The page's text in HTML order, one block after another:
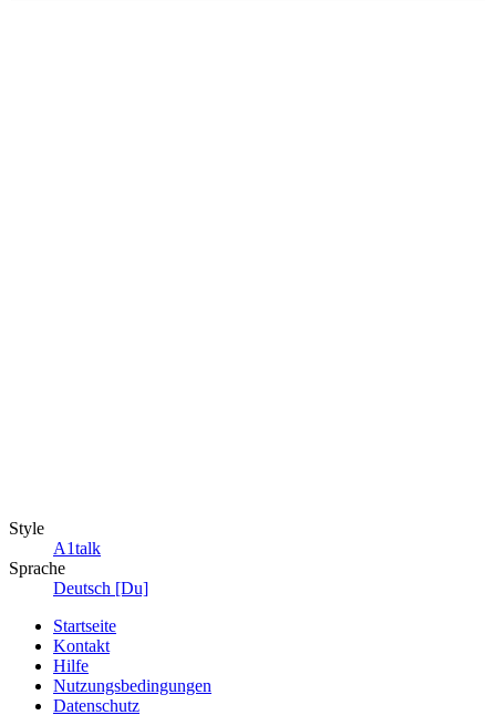
Style
A1talk
Sprache
Deutsch [Du]
Startseite
Kontakt
Hilfe
Nutzungsbedingungen
Datenschutz